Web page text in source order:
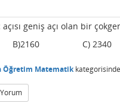
geniş açı olan bir
B)2160 C)
Öğretim Matematikkategorisinde
Yorum